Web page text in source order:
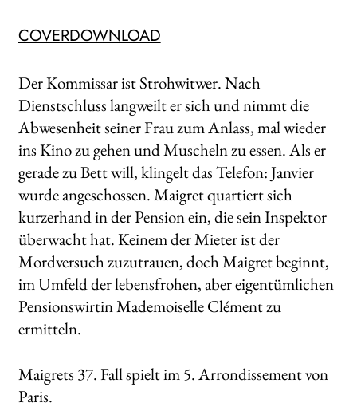
COVERDOWNLOAD
Der Kommissar ist Strohwitwer. Nach
Dienstschluss langweilt er sich und nimmt die
Abwesenheit seiner Frau zum Anlass, mal wieder
ins Kino zu gehen und Muscheln zu essen. Als er
gerade zu Bett will, klingelt das Telefon: Janvier
wurde angeschossen. Maigret quartiert sich
kurzerhand in der Pension ein, die sein Inspektor
überwacht hat. Keinem der Mieter ist der
Mordversuch zuzutrauen, doch Maigret beginnt,
im Umfeld der lebensfrohen, aber eigentümlichen
Pensionswirtin Mademoiselle Clément zu
ermitteln.
Maigrets 37. Fall spielt im 5. Arrondissement von
Paris.